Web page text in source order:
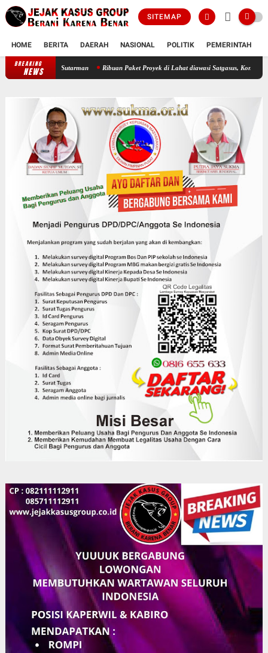
SITEMAP
HOME BERITA DAERAH NASIONAL POLITIK PEMERINTAH
BREAKING
NEWS Ribuan Paket Proyek di Lahat diawasi Satgasus, Kontraktor Nakal Bisa